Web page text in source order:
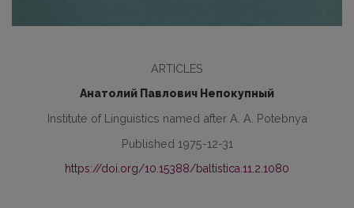
ARTICLES
Анатолий Павлович Непокупный
Institute of Linguistics named after A. A. Potebnya
Published 1975-12-31
https://doi.org/10.15388/baltistica.11.2.1080